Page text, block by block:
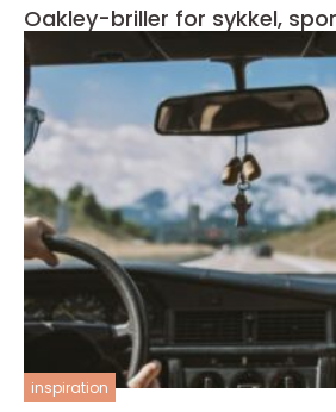
Oakley-briller for sykkel,
inspiration